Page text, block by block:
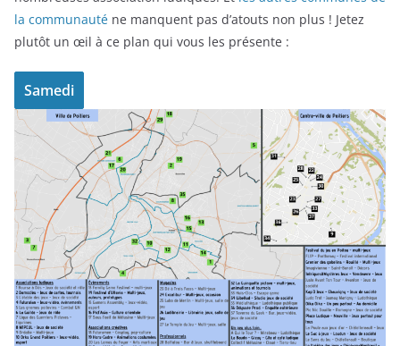
la communauté ne manquent pas d’atouts non plus ! Jetez
plutôt un œil à ce plan qui vous les présente :
Samedi